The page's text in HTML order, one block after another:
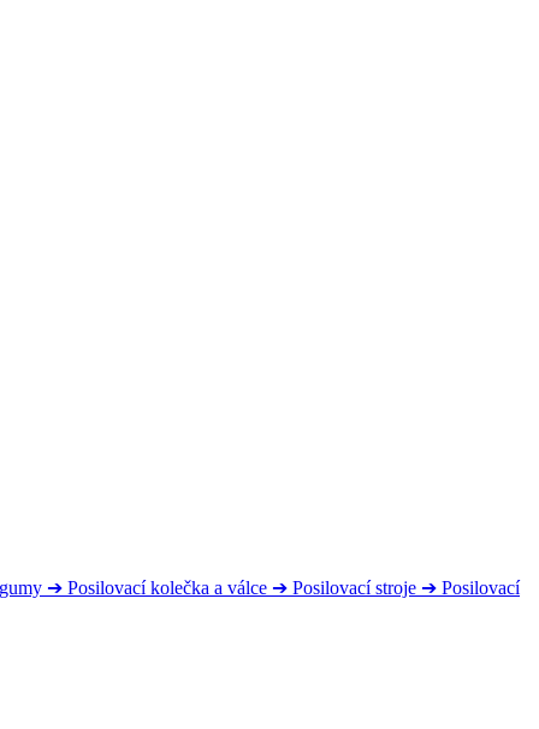
➔ Posilovací kolečka a válce ➔ Posilovací stroje ➔ Posilovací